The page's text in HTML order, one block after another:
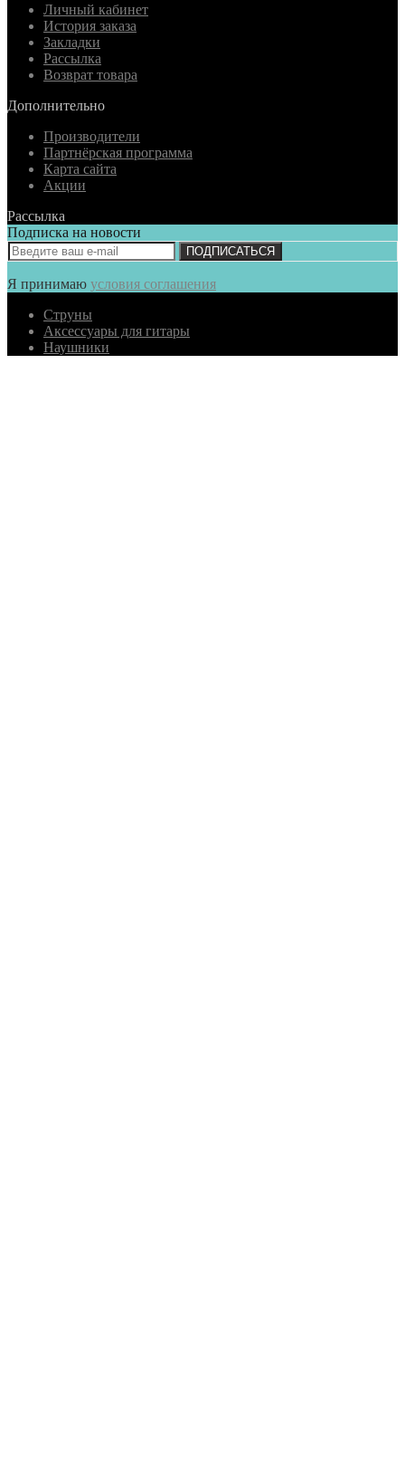
Личный кабинет
История заказа
Закладки
Рассылка
Возврат товара
Дополнительно
Производители
Партнёрская программа
Карта сайта
Акции
Рассылка
Подписка на новости
ПОДПИСАТЬСЯ
Я принимаю условия соглашения
Струны
Аксессуары для гитары
Наушники